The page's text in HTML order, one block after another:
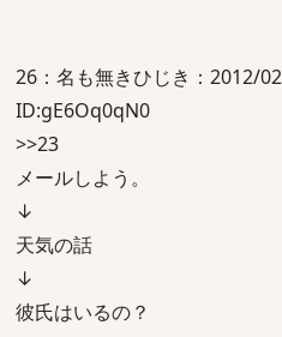
26：名も無きひじき：2012/
ID:gE6Oq0qN0
>>23
メールしよう。
↓
天気の話
↓
彼氏はいるの？